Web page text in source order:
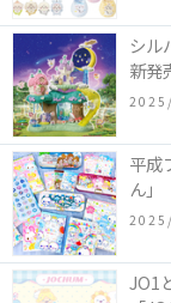
シル
新発
など
平成
ん」
どの
JO1